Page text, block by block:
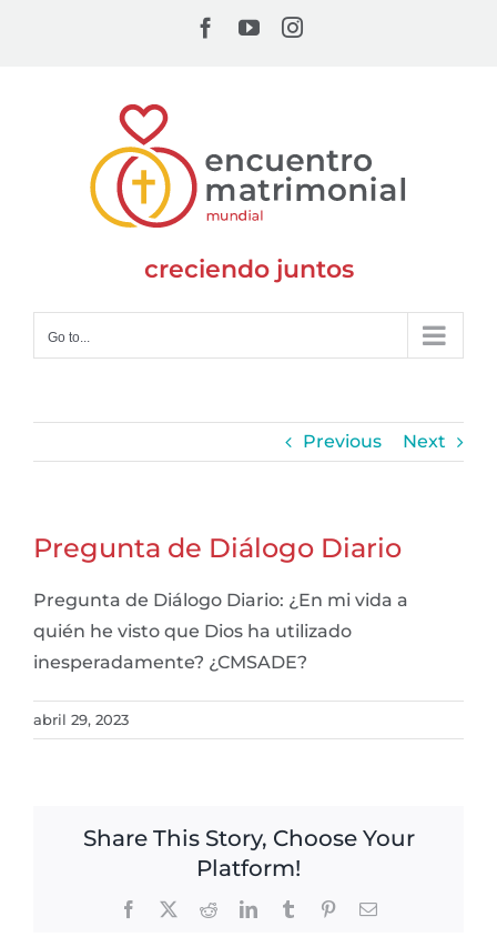
Facebook
YouTubeInstagram
creciendo juntos
Go to...
Previous Next
Pregunta de Diálogo Diario
Pregunta de Diálogo Diario: ¿En mi vida a
quién he visto que Dios ha utilizado
inesperadamente? ¿CMSADE?
abril 29, 2023
Share This Story, Choose Your
Platform!
Facebook RedditLinkedInTumblr PinterestEmail